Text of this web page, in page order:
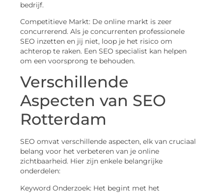
bedrijf.
Competitieve Markt: De online markt is zeer
concurrerend. Als je concurrenten professionele
SEO inzetten en jij niet, loop je het risico om
achterop te raken. Een SEO specialist kan helpen
om een voorsprong te behouden.
Verschillende
Aspecten van SEO
Rotterdam
SEO omvat verschillende aspecten, elk van cruciaal
belang voor het verbeteren van je online
zichtbaarheid. Hier zijn enkele belangrijke
onderdelen:
Keyword Onderzoek: Het begint met het